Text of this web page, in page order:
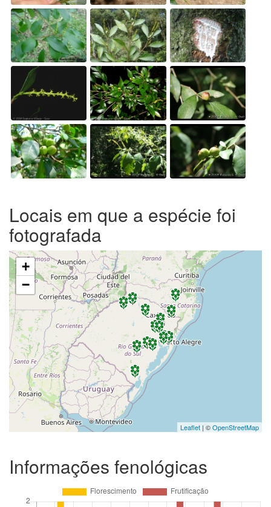
Locais em que a espécie foi
fotografada
+
−
Leaflet | ©OpenStreetMap
Informações fenológicas